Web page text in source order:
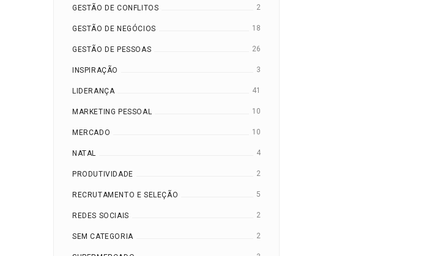
GESTÃO DE CONFLITOS 2
GESTÃO DE NEGÓCIOS 18
GESTÃO DE PESSOAS 26
INSPIRAÇÃO 3
LIDERANÇA 41
MARKETING PESSOAL 10
MERCADO 10
NATAL 4
PRODUTIVIDADE 2
RECRUTAMENTO E SELEÇÃO 5
REDES SOCIAIS 2
SEM CATEGORIA 2